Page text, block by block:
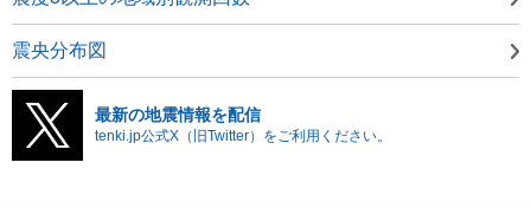
震央分布図
最新の地震情報を配信
tenki.jp公式X（旧Twitter）をご利用ください。